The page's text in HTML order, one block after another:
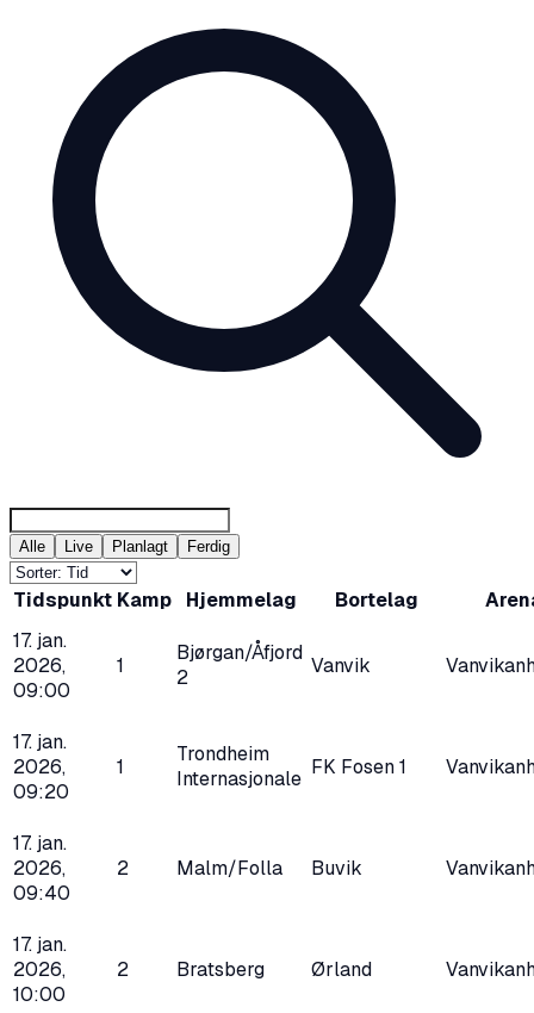
Alle Live Planlagt Ferdig
Tidspunkt Kamp Hjemmelag Bortelag
17. jan.
2026,
09:00
1
Bjørgan/Åfjord
2
Vanvik
17. jan.
2026,
09:20
1
Trondheim
Internasjonale FK Fosen 1
17. jan.
2026,
09:40
2 Malm/Folla Buvik
17. jan.
2026,
10:00
2 Bratsberg Ørland